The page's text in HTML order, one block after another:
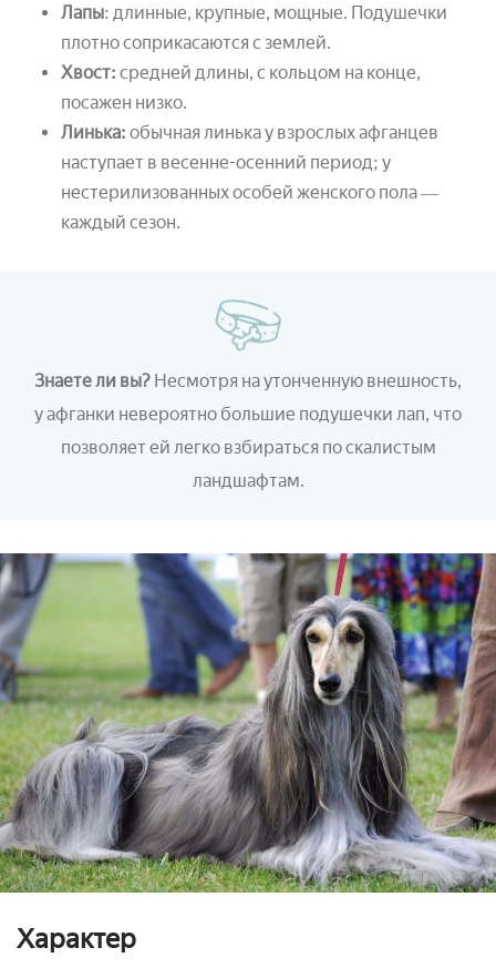
Лапы: длинные, крупные, мощные. Подушечки
плотно соприкасаются с землей.
Хвост: средней длины, с кольцом на конце,
посажен низко.
Линька: обычная линька у взрослых афганцев
наступает в весенне-осенний период; у
нестерилизованных особей женского пола ―
каждый сезон.
Знаете ли вы? Несмотря на утонченную внешность,
у афганки невероятно большие подушечки лап, что
позволяет ей легко взбираться по скалистым
ландшафтам.
Характер